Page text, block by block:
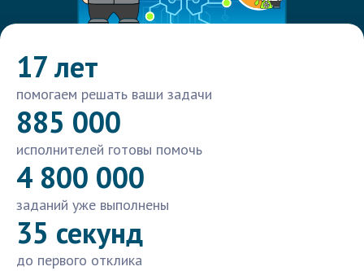
17 лет
помогаем решать ваши задачи
885 000
исполнителей готовы помочь
4 800 000
заданий уже выполнены
35 секунд
до первого отклика